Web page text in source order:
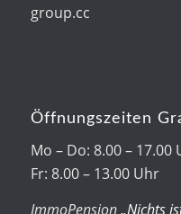
group.cc
Öffnungszeiten
Mo – Do: 8.00 – 17.00
Fr: 8.00 – 13.00 Uhr
ImmoPension„Nichts